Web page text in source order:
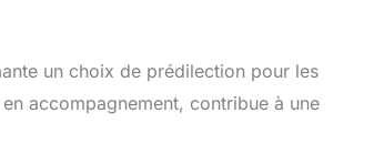
un choix de prédilection pour les
accompagnement, contribue à une